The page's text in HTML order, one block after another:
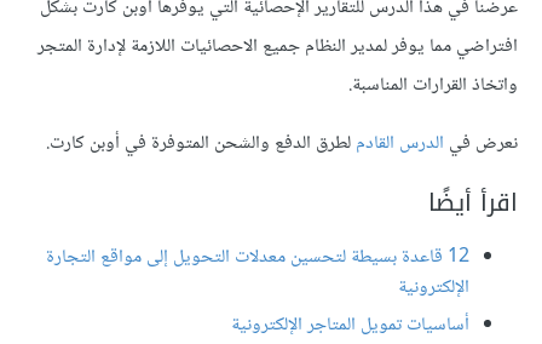
عرضنا في هذا الدرس للتقارير الإحصائية التي يوفرها أوبن كارت بشكل
افتراضي مما يوفر لمدير النظام جميع الاحصائيات اللازمة لإدارة المتجر
واتخاذ القرارات المناسبة.
نعرض في الدرس القادملطرق الدفع والشحن المتوفرة في أوبن كارت.
اقرأ أيضًا
12 قاعدة بسيطة لتحسين معدلات التحويل إلى مواقع التجارة
الإلكترونية
أساسيات تمويل المتاجر الإلكترونية